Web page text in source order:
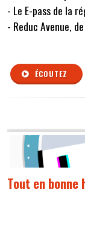
- Le E-pass de la
- Reduc Avenue,
ÉCOUTEZ
Tout en bonne